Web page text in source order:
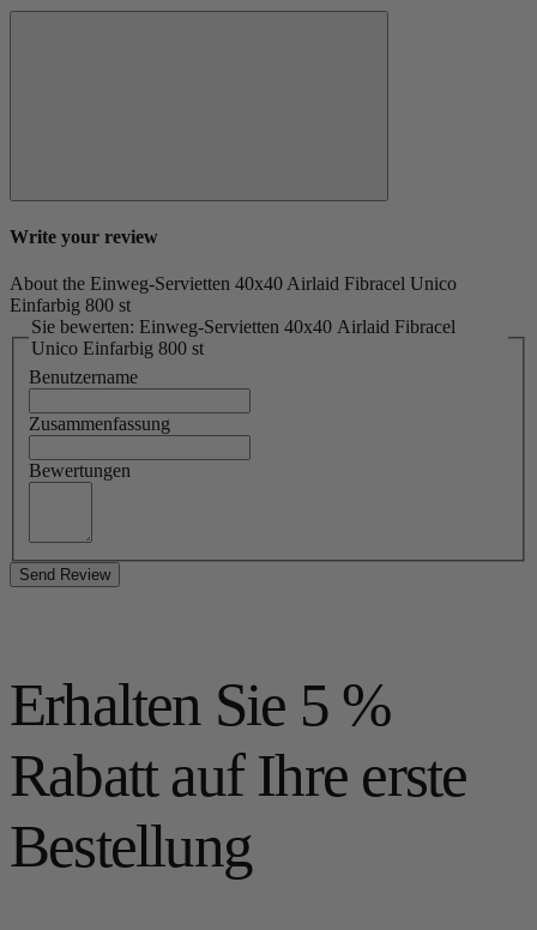
Write your review
About the Einweg-Servietten 40x40 Airlaid Fibracel Unico
Einfarbig 800 st
Sie bewerten: Einweg-Servietten 40x40 Airlaid Fibracel
Unico Einfarbig 800 st
Benutzername
Zusammenfassung
Bewertungen
Send Review
Erhalten Sie 5 %
Rabatt auf Ihre erste
Bestellung